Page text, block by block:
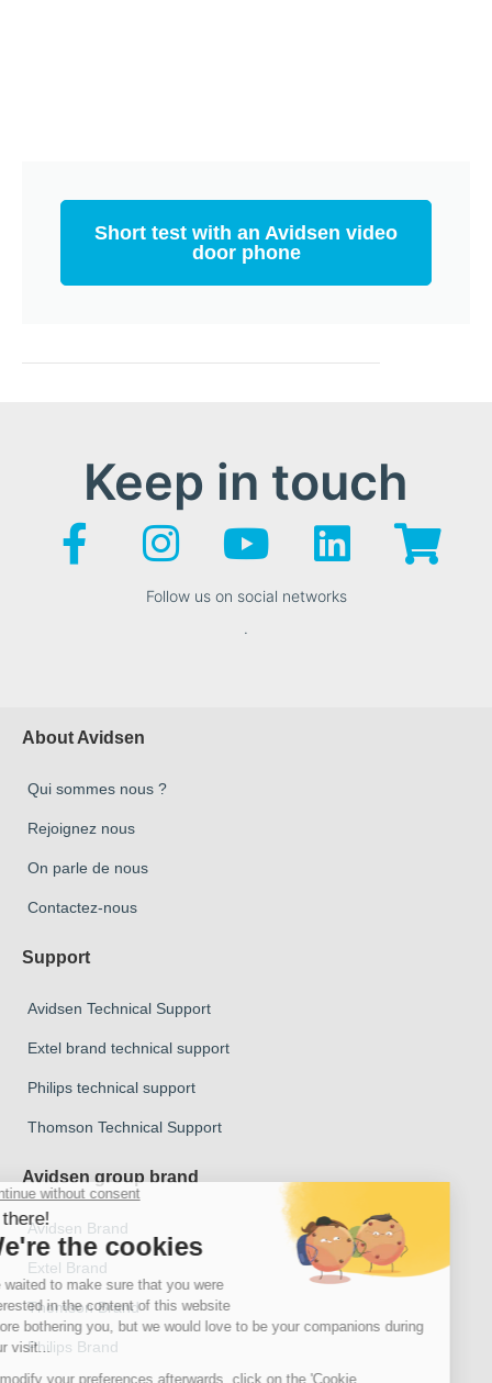
Short test with an Avidsen video
door phone
Keep in touch
Follow us on social networks
.
About Avidsen
Qui sommes nous ?
Rejoignez nous
On parle de nous
Contactez-nous
Support
Avidsen Technical Support
Extel brand technical support
Philips technical support
Thomson Technical Support
Avidsen group brand
Avidsen Brand
Extel Brand
Thomson Brand
Philips Brand